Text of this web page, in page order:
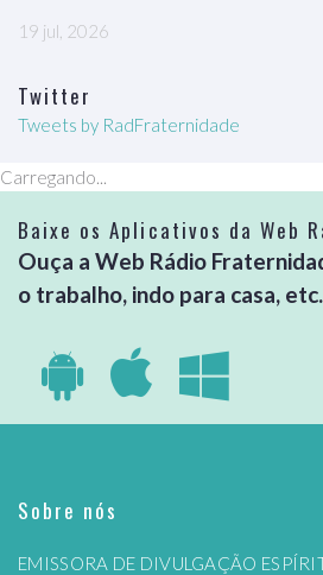
19 jul, 2026
Twitter
Tweets by RadFraternidade
Carregando...
Baixe os Aplicativos da Web
Ouça a Web Rádio
o trabalho, indo para casa,
Sobre nós
EMISSORA DE DIVULGAÇÃO